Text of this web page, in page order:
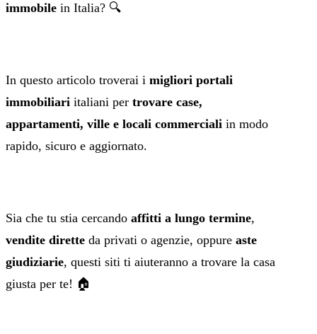
immobile in Italia? 🔍
In questo articolo troverai i migliori portali
immobiliari italiani per trovare case,
appartamenti, ville e locali commerciali in modo
rapido, sicuro e aggiornato.
Sia che tu stia cercando affitti a lungo termine,
vendite dirette da privati o agenzie, oppure aste
giudiziarie, questi siti ti aiuteranno a trovare la casa
giusta per te! 🏠